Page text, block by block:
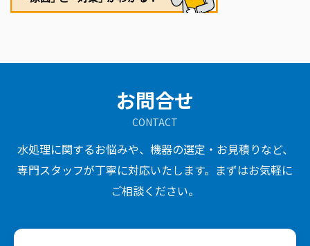
お問合せ
CONTACT
水処理に関するお悩みや、機器の選定・お見積りなど、
専門スタッフが丁寧に対応いたします。まずはお気軽に
ご相談ください。